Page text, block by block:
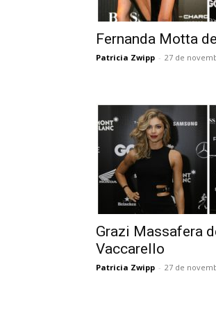
Fernanda Motta
Patricia Zwipp - 27 de
Grazi Massafera
Vaccarello
Patricia Zwipp - 27 de